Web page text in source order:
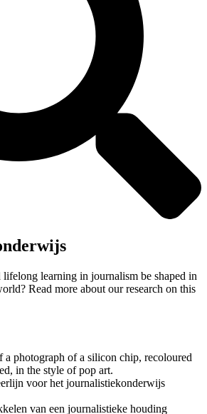
learning in journalism be shaped in
Read more about our research on this
voor het journalistiekonderwijs